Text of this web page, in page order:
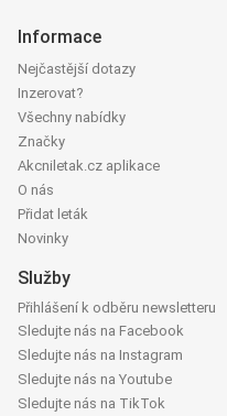
Informace
Nejčastější dotazy
Inzerovat?
Všechny nabídky
Značky
Akcniletak.cz aplikace
O nás
Přidat leták
Novinky
Služby
Přihlášení k odběru newsletteru
Sledujte nás na Facebook
Sledujte nás na Instagram
Sledujte nás na Youtube
Sledujte nás na TikTok